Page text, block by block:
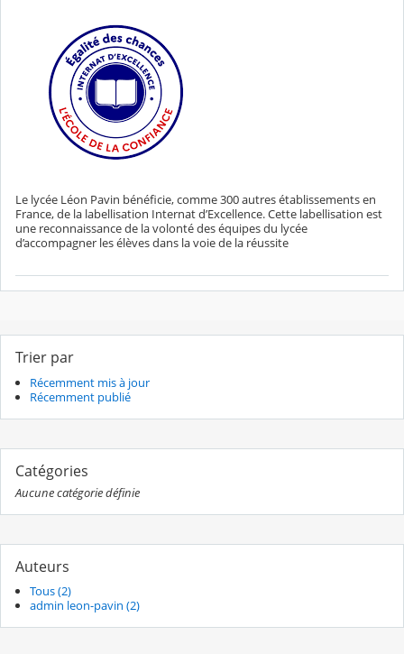
Le lycée Léon Pavin bénéficie, comme 300 autres établissements en
France, de la labellisation Internat d’Excellence. Cette labellisation est
une reconnaissance de la volonté des équipes du lycée
d’accompagner les élèves dans la voie de la réussite
Trier par
Récemment mis à jour
Récemment publié
Catégories
Aucune catégorie définie
Auteurs
Tous (2)
admin leon-pavin (2)